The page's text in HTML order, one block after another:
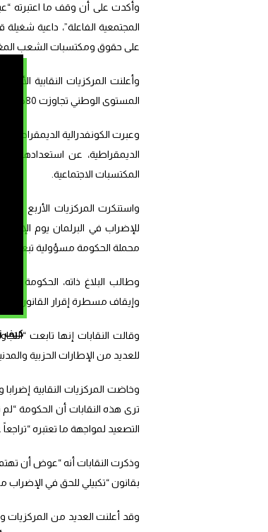
كيف
وأكدت على أن وقف ما اعتبرته
المجتمعية الفاعلة”، داعية
على حقوق ومكتسبات الشعب
المستوى الوطني تجاوزت 80%.
وعبرت الكونفدرالية الديمقراطية
الديمقراطية، عن استعدادها
المكتسبات الاجتماعية.
للإضراب في البرلمان يوم الإضراب
محملة الحكومة مسؤولية تبعاته
وطالب البلاغ ذاته، الحكومة
وإيقاف مسطرة إقرار القانون
وقالت النقابات إنها تابعت
للعديد من الإطارات الحزبية
وخاضت المركزيات النقابية
ترى هذه النقابات أن الحكومة “لم
التصعيد لمواجهة ما تعتبره
وذكرت النقابات أنه “عوض أن تهتم
بقانون “تكبيلي للحق في الإضراب
وقد أعلنت العديد من المركزيات